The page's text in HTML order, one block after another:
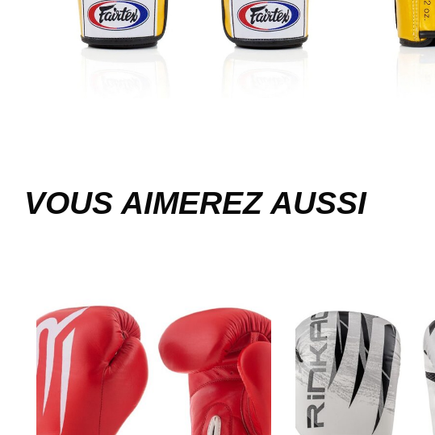
VOUS AIMEREZ AUSSI